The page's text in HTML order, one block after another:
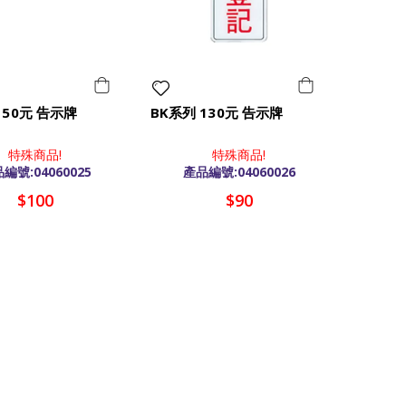
元 告示牌
特殊商品!
編號:04060025
$100
BK系列 130元 告示牌
特殊商品!
產品編號:04060026
$90